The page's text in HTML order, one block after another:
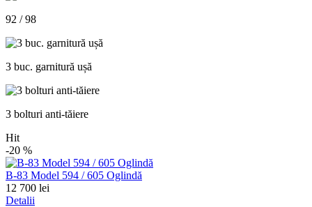
92 / 98
3 buc. garnitură ușă
3 bolturi anti-tăiere
Hit
-20 %
В-83 Model 594 / 605 Oglindă
12 700 lei
Detalii